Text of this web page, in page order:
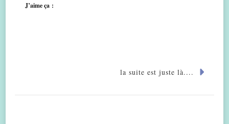
J’aime ça :
la suite est juste là....